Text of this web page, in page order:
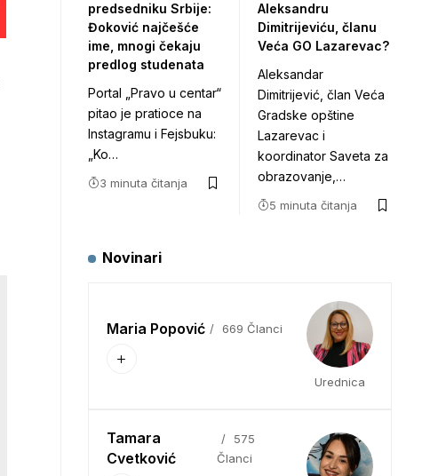
predsedniku Srbije:
Đoković najčešće
ime, mnogi čekaju
predlog studenata
Portal „Pravo u centar“
pitao je pratioce na
Instagramu i Fejsbuku:
„Ko…
3 minuta čitanja
Aleksandru
Dimitrijeviću, članu
Veća GO Lazarevac?
Aleksandar
Dimitrijević, član Veća
Gradske opštine
Lazarevac i
koordinator Saveta za
obrazovanje,…
5 minuta čitanja
Novinari
Maria Popović 669 Članci
Urednica
Tamara
Cvetković
575
Članci